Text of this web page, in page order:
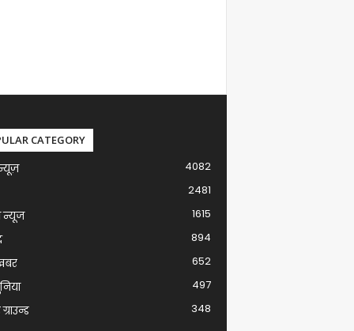
CATEGORY
4082
2481
न्यूज
1615
894
652
497
348